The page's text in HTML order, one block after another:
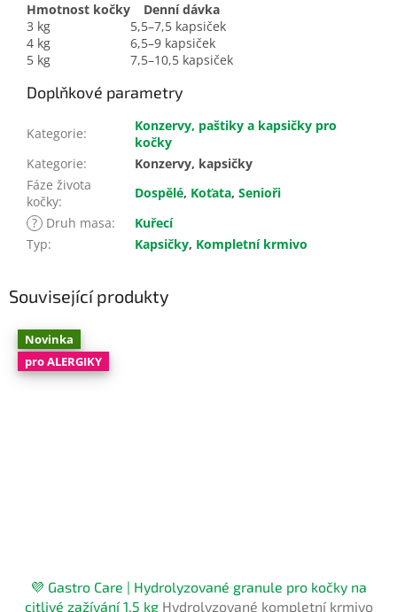
Hmotnost kočky
Denní dávka
3 kg
5,5–7,5 kapsiček
4 kg
6,5–9 kapsiček
5 kg
7,5–10,5 kapsiček
Doplňkové parametry
Kategorie:
Konzervy, paštiky a kapsičky pro
kočky
Kategorie:
Konzervy, kapsičky
Fáze života
kočky:
Dospělé, Koťata, Senioři
? Druh masa:
Kuřecí
Typ: Kapsičky, Kompletní krmivo
Související produkty
Novinka
pro ALERGIKY
💜 Gastro Care | Hydrolyzované granule pro kočky na
citlivé zažívání 1,5 kg Hydrolyzované kompletní krmivo